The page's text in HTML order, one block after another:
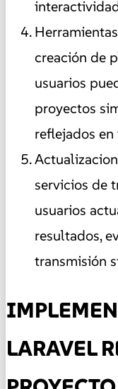
creación de
usuarios
proyectos
reflejados
servicios de
usuarios
resultados,
transmisión
LARAVEL